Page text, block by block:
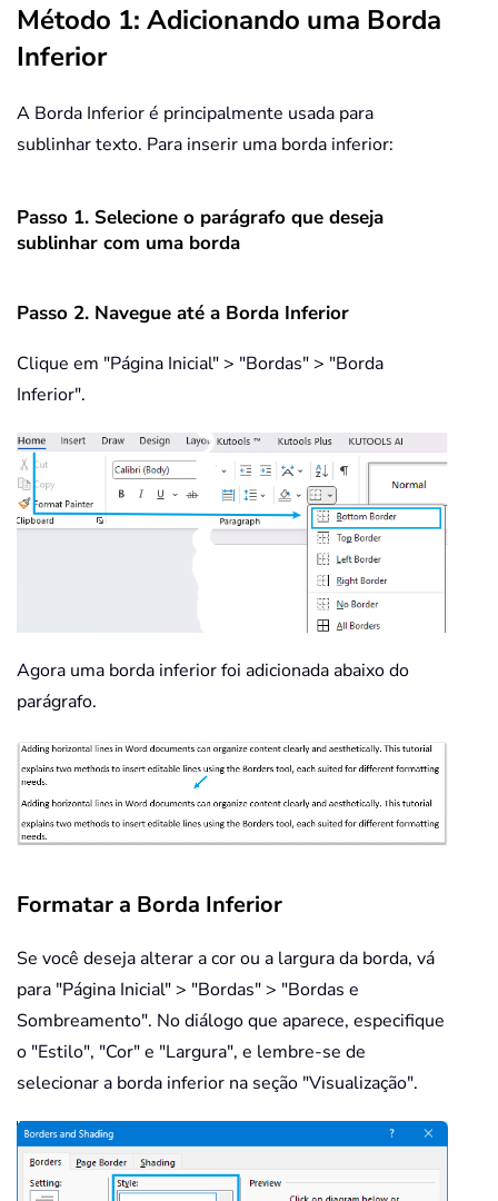
Método 1: Adicionando uma Borda
Inferior
A Borda Inferior é principalmente usada para
sublinhar texto. Para inserir uma borda inferior:
Passo 1. Selecione o parágrafo que deseja
sublinhar com uma borda
Passo 2. Navegue até a Borda Inferior
Clique em "Página Inicial" > "Bordas" > "Borda
Inferior".
Agora uma borda inferior foi adicionada abaixo do
parágrafo.
Formatar a Borda Inferior
Se você deseja alterar a cor ou a largura da borda, vá
para "Página Inicial" > "Bordas" > "Bordas e
Sombreamento". No diálogo que aparece, especifique
o "Estilo", "Cor" e "Largura", e lembre-se de
selecionar a borda inferior na seção "Visualização".